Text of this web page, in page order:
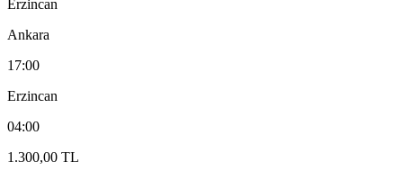
Erzincan
Ankara
17:00
Erzincan
04:00
1.300,00 TL